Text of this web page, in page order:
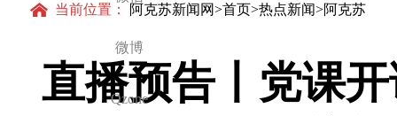
微博
Qzone
当前位置： 阿克苏新闻网>首页>热点新闻>阿克苏
直播预告丨党课